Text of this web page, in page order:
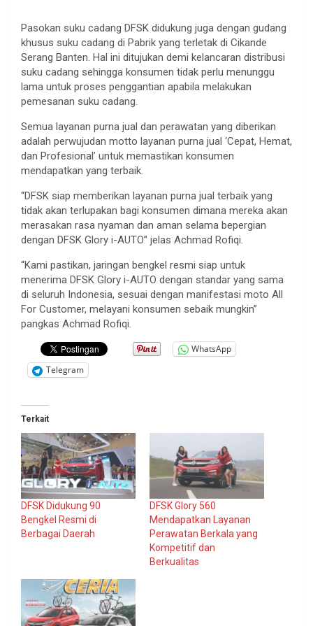
Pasokan suku cadang DFSK didukung juga dengan gudang
khusus suku cadang di Pabrik yang terletak di Cikande
Serang Banten. Hal ini ditujukan demi kelancaran distribusi
suku cadang sehingga konsumen tidak perlu menunggu
lama untuk proses penggantian apabila melakukan
pemesanan suku cadang.
Semua layanan purna jual dan perawatan yang diberikan
adalah perwujudan motto layanan purna jual ‘Cepat, Hemat,
dan Profesional’ untuk memastikan konsumen
mendapatkan yang terbaik.
“DFSK siap memberikan layanan purna jual terbaik yang
tidak akan terlupakan bagi konsumen dimana mereka akan
merasakan rasa nyaman dan aman selama bepergian
dengan DFSK Glory i-AUTO” jelas Achmad Rofiqi.
“Kami pastikan, jaringan bengkel resmi siap untuk
menerima DFSK Glory i-AUTO dengan standar yang sama
di seluruh Indonesia, sesuai dengan manifestasi moto All
For Customer, melayani konsumen sebaik mungkin”
pangkas Achmad Rofiqi.
WhatsApp
Telegram
Terkait
DFSK Didukung 90
Bengkel Resmi di
Berbagai Daerah
DFSK Glory 560
Mendapatkan Layanan
Perawatan Berkala yang
Kompetitif dan
Berkualitas